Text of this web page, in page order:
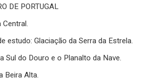
DE PORTUGAL
Central.
estudo: Glaciação da Serra da Estrela.
Sul do Douro e o Planalto da Nave.
Beira Alta.